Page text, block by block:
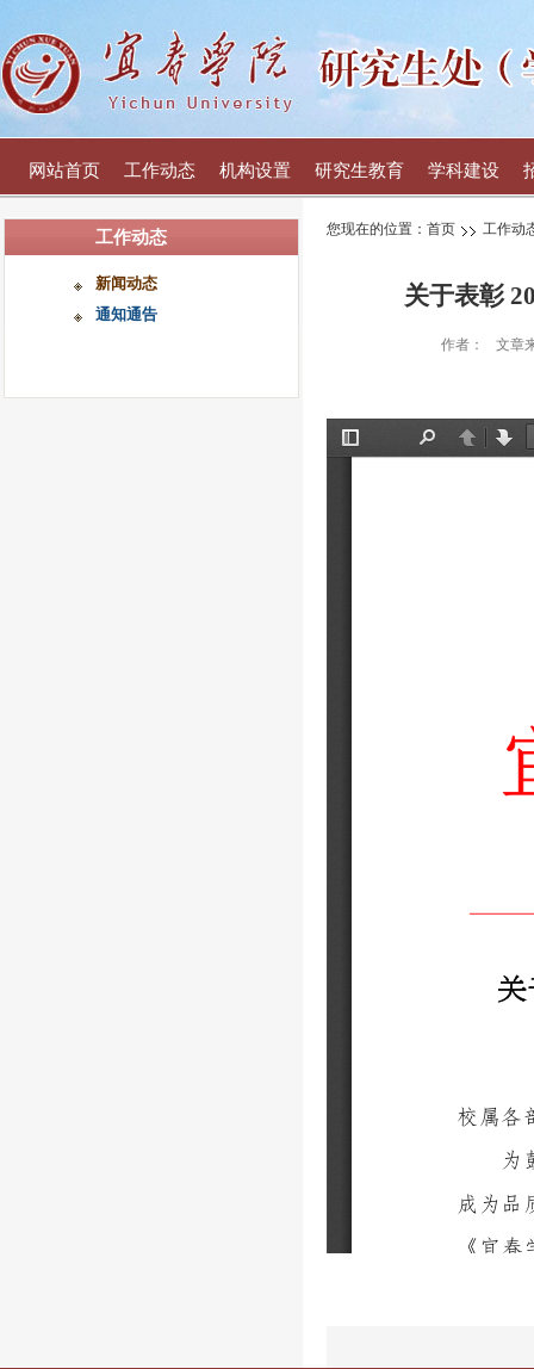
网站首页 工作动态 机构设置 研究生教育 学科建设
工作动态
新闻动态
通知通告
您现在的位置： 首页 工作动
关于表彰
作者： 文章